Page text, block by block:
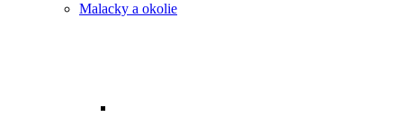
Malacky a okolie